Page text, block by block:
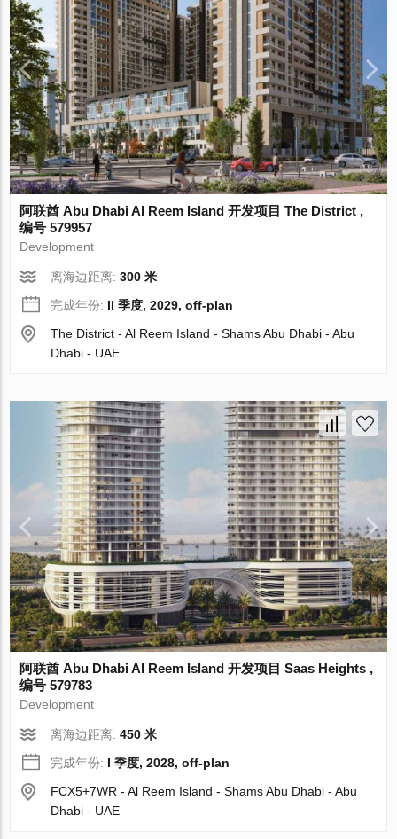
阿联酋 Abu Dhabi Al Reem Island 开发项目 The District ,
编号 579957
Development
离海边距离:300 米
完成年份: II 季度, 2029, off-plan
The District - Al Reem Island - Shams Abu Dhabi - Abu
Dhabi - UAE
阿联酋 Abu Dhabi Al Reem Island 开发项目 Saas Heights ,
编号 579783
Development
离海边距离:450 米
完成年份: I 季度, 2028, off-plan
FCX5+7WR - Al Reem Island - Shams Abu Dhabi - Abu
Dhabi - UAE